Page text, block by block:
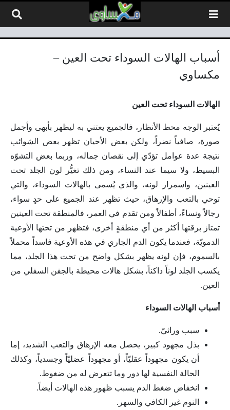
أسباب الهالات السوداء تحت العين –
مكساوي
الهالات السوداء تحت العين
يُعتبر الوجه محط الأنظار، فالجميع يعتني به ليظهر بأبهى وأجمل
صورة، صافياً نضراً، ولكن بعض الأحيان تظهر بعض الشوائب
نتيجة عدة عوامل تؤدّي إلى نقصان جماله، وربما بعض التشوّه
البسيط، ولا سيما عند النساء، ومن ذلك تغيُّر لون الجلد تحت
العينين، واسمرار لونه، والذي يُسمى بالهالات السوداء، والتي
توحي بالتعب والإرهاق، حيث تظهر عند الجميع على حدٍ سواء،
رجالاً ونساءً، أطفالاً ومن تقدم في العمر، فالمنطقة تحت العينين
تمتاز برقتها أكثر من أي منطقةٍ أخرى، فتظهر من تحتها الأوعية
الدمويّة، فعندما يكون الدم الجاري في هذه الأوعية فاسداً محملاً
بالسموم، فإن لونه يظهر بشكل واضح من تحت هذا الجلد، مما
يكسب الجلد لوناً داكناً، بشكل هالات محيطة بالجفن السفلي من
العين.
أسباب الهالات السوداء
سبب وراثيّ.
بذل مجهود كبير، يحصل معه الإرهاق والتعب الشديد، إما
أن يكون مجهوداً عقليّاً، أو مجهوداً عضليّاً وجسدياً، وكذلك
الحالة النفسية لها دور وما تتعرض له من ضغوط.
انخفاض ضغط الدم يسبب ظهور هذه الهالات أيضاً.
النوم غير الكافي والسهر.